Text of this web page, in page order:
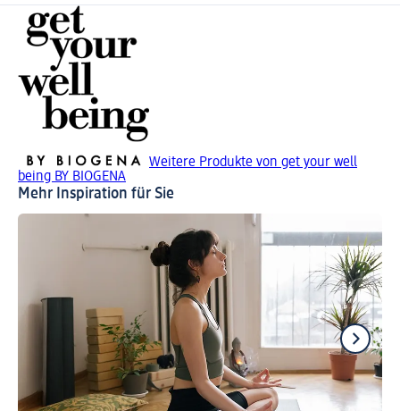
Weitere Produkte von get your well
being BY BIOGENA
Mehr Inspiration für Sie